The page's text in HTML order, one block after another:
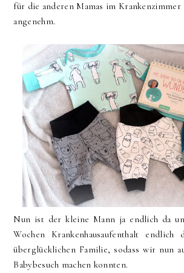
für die anderen Mamas im Krankenzimmer
angenehm.
Nun ist der kleine Mann ja endlich da
Wochen Krankenhausaufenthalt endlich
überglücklichen Familie, sodass wir nun
Babybesuch machen konnten.